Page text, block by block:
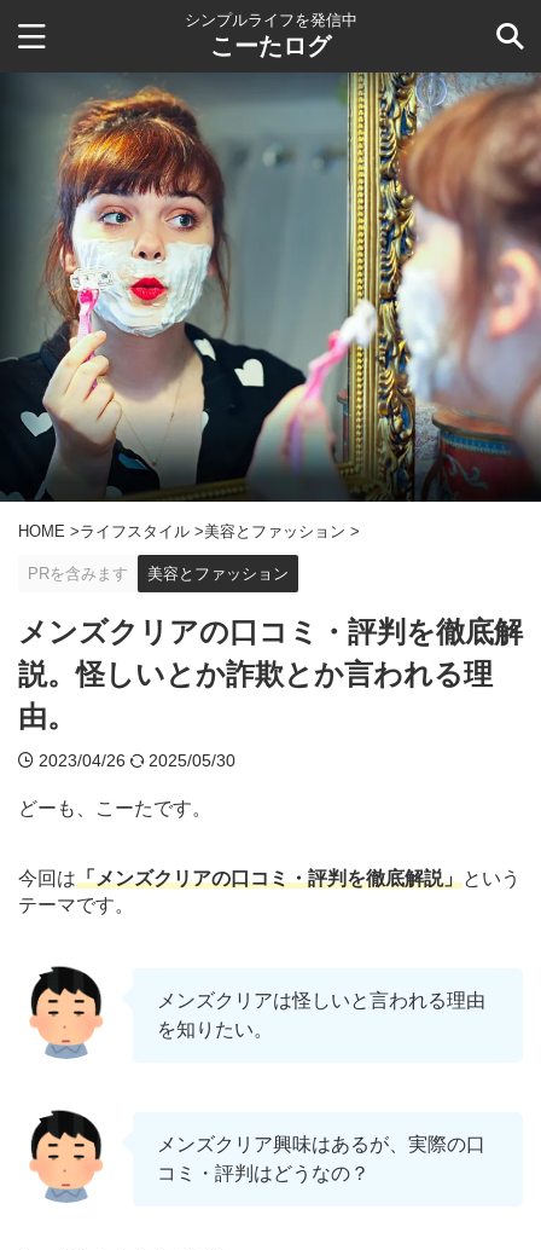
シンプルライフを発信中
こーたログ
HOME >ライフスタイル >美容とファッション >
PRを含みます 美容とファッション
メンズクリアの口コミ・評判を徹底解
説。怪しいとか詐欺とか言われる理
由。
2023/04/26 2025/05/30
どーも、こーたです。
今回は「メンズクリアの口コミ・評判を徹底解説」という
テーマです。
メンズクリアは怪しいと言われる理由
を知りたい。
メンズクリア興味はあるが、実際の口
コミ・評判はどうなの？